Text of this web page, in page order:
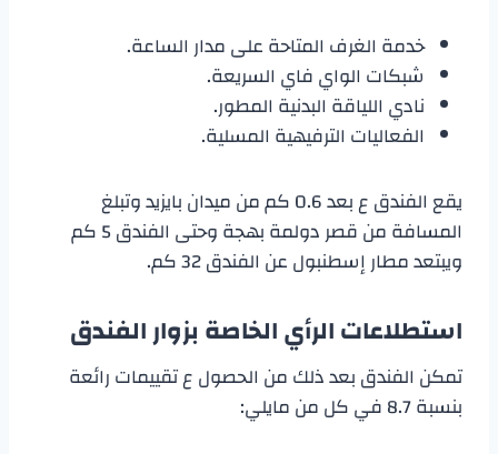
خدمة الغرف المتاحة على مدار الساعة.
شبكات الواي فاي السريعة.
نادي اللياقة البدنية المطور.
الفعاليات الترفيهية المسلية.
يقع الفندق ع بعد 0.6 كم من ميدان بايزيد وتبلغ
المسافة من قصر دولمة بهجة وحتى الفندق 5 كم
ويبتعد مطار إسطنبول عن الفندق 32 كم.
استطلاعات الرأي الخاصة بزوار الفندق
تمكن الفندق بعد ذلك من الحصول ع تقييمات رائعة
بنسبة 8.7 في كل من مايلي: